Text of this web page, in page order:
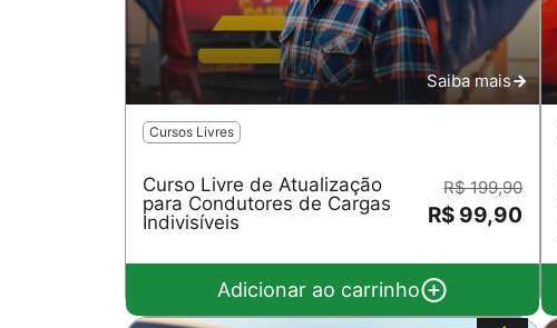
Saiba mais
Cursos Livres
Curso Livre de Atualização
para Condutores de Cargas
Indivisíveis
R$ 199,90
R$ 99,90
Adicionar ao carrinho